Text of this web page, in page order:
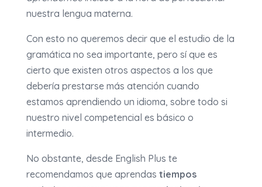
nuestra lengua materna.
Con esto no queremos decir que el estudio de la
gramática no sea importante, pero sí que es
cierto que existen otros aspectos a los que
debería prestarse más atención cuando
estamos aprendiendo un idioma, sobre todo si
nuestro nivel competencial es básico o
intermedio.
No obstante, desde English Plus te
recomendamos que aprendas tiempos